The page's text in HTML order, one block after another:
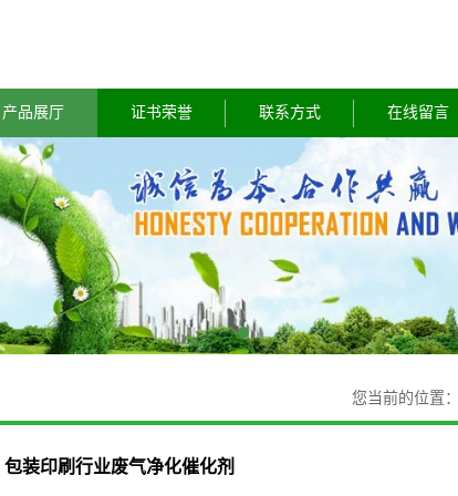
产品展厅 证书荣誉 联系方式 在线留言
您当前的位置：
包装印刷行业废气净化催化剂